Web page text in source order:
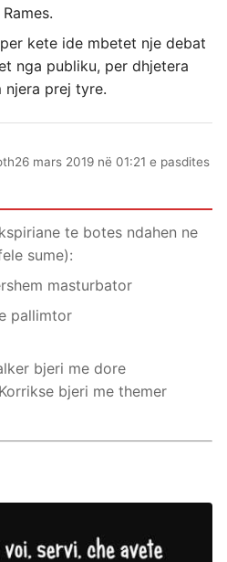
kete ide mbetet nje debat
nga publiku, per dhjetera
njera prej tyre.
26 mars 2019 në 01:21 e pasdites
te botes ndahen ne
sume):
masturbator
pallimtor
bjeri me dore
bjeri me themer